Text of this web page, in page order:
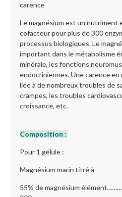
carence
Le magnésium est un nutriment
cofacteur pour plus de 300
processus biologiques. Le
important dans le métabolisme
minérale, les fonctions
endocriniennes. Une carence
liée à de nombreux troubles de
crampes, les troubles
croissance, etc.
Composition :
Pour 1 gélule :
Magnésium marin titré à
55% de magnésium